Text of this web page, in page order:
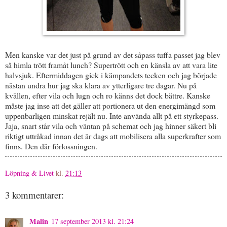
Men kanske var det just på grund av det såpass tuffa passet jag blev
så himla trött framåt lunch? Supertrött och en känsla av att vara lite
halvsjuk. Eftermiddagen gick i kämpandets tecken och jag började
nästan undra hur jag ska klara av ytterligare tre dagar. Nu på
kvällen, efter vila och lugn och ro känns det dock bättre. Kanske
måste jag inse att det gäller att portionera ut den energimängd som
uppenbarligen minskat rejält nu. Inte använda allt på ett styrkepass.
Jaja, snart står vila och väntan på schemat och jag hinner säkert bli
riktigt uttråkad innan det är dags att mobilisera alla superkrafter som
finns. Den där förlossningen.
Löpning & Livet kl. 21:13
3 kommentarer:
Malin 17 september 2013 kl. 21:24